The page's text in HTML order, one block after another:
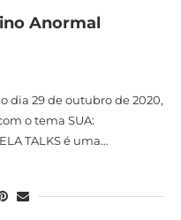
Anormal
dia 29 de outubro de 2020,
o tema SUA:
TALKS é uma…